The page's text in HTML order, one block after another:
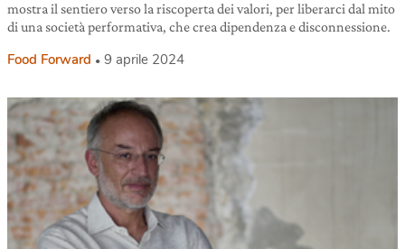
mostra il sentiero verso la riscoperta dei valori, per liberarci dal mito
di una società performativa, che crea dipendenza e disconnessione.
Food Forward 9 aprile 2024